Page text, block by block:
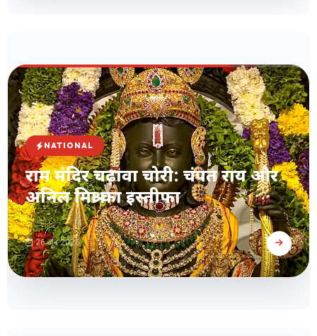
NATIONAL
राम मंदिर चढ़ावा चोरी: चंपत राय और
अनिल मिश्रा का इस्तीफा
26 जून 2026